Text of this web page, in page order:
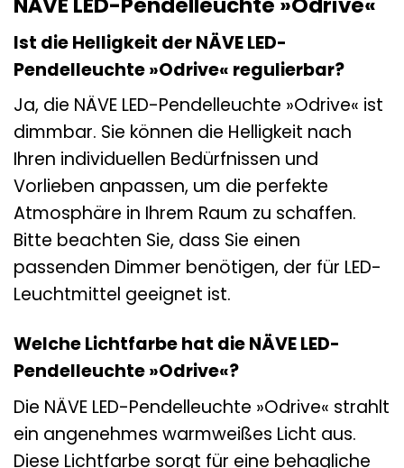
Ist die Helligkeit der NÄVE LED-
Pendelleuchte »Odrive« regulierbar?
Ja, die NÄVE LED-Pendelleuchte »Odrive« ist
dimmbar. Sie können die Helligkeit nach
Ihren individuellen Bedürfnissen und
Vorlieben anpassen, um die perfekte
Atmosphäre in Ihrem Raum zu schaffen.
Bitte beachten Sie, dass Sie einen
passenden Dimmer benötigen, der für LED-
Leuchtmittel geeignet ist.
Welche Lichtfarbe hat die NÄVE LED-
Pendelleuchte »Odrive«?
Die NÄVE LED-Pendelleuchte »Odrive« strahlt
ein angenehmes warmweißes Licht aus.
Diese Lichtfarbe sorgt für eine behagliche